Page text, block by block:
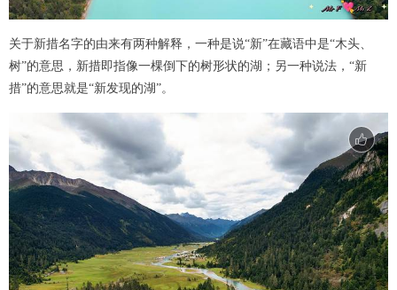
关于新措名字的由来有两种解释，一种是说“新”在藏语中是“木头、
树”的意思，新措即指像一棵倒下的树形状的湖；另一种说法，“新
措”的意思就是“新发现的湖”。